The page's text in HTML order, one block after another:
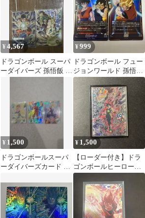
¥4,567
ドラゴンボール スーパ
ーダイバーズ 孫悟飯 青
¥999
ドラゴンボール フュー
ジョンワールド 孫悟空
ベジータ 2枚セット
¥ 1,500
ドラゴンボールスーパ
ーダイバーズカード 3
タ 孫悟飯
¥ 1,500
【ローダー付き】ドラ
ゴンボールヒーローズ
HGD2-SEC 仮面のサイ
ヤ人